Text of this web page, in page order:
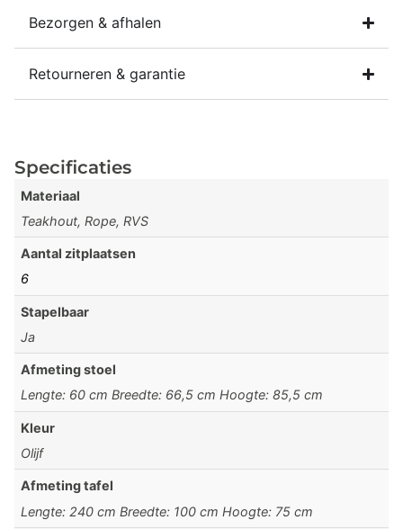
Bezorgen & afhalen
Retourneren & garantie
Specificaties
Materiaal
Teakhout, Rope, RVS
Aantal zitplaatsen
6
Stapelbaar
Ja
Afmeting stoel
Lengte: 60 cm Breedte: 66,5 cm Hoogte: 85,5 cm
Kleur
Olijf
Afmeting tafel
Lengte: 240 cm Breedte: 100 cm Hoogte: 75 cm